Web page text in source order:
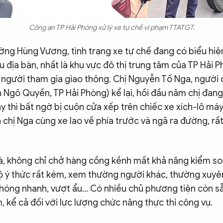
Công an TP Hải Phòng xử lý xe tự chế vi phạm TTATGT.
Hùng Vương, tình trạng xe tự chế đang có biểu
địa bàn, nhất là khu vực đô thị trung tâm của TP Hải
tham gia giao thông. Chị Nguyễn Tố Nga,
Ngô Quyền, TP Hải Phòng) kể lại, hồi đầu năm chị
thì bất ngờ bị cuộn cửa xếp trên chiếc xe xích-lô
chị Nga cùng xe lao về phía trước và ngã ra đường,
không chỉ chở hàng cồng kềnh mất khả năng kiểm
ý thức rất kém, xem thường người khác, thường
nhanh, vượt ẩu... Có nhiều chủ phương tiện còn
kể cả đối với lực lượng chức năng thực thi công vụ.